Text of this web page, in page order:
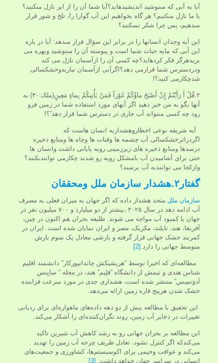
آيا به آبى كه مى‏نوشيد انديشيده‏ايد؟آيا شما آن را از ابر نازل مى‏كنيد؟
يا ما نازل مى‏كنيم؟ هر گاه بخواهيم اين آب گوارا را، تلخ و شور قرار
مى‏دهيم، پس چرا شكر نمى‏كنيد؟
اين آيه وجدان انسانها را در برابر این سؤال قرار مى‏دهد: آيا در باره
اين آبى كه مايه حيات شما است و پيوسته آن را مى‏نوشيد وبهره می
بریدهرگز فكر كرده‏ايد؟چه کسی آن را ازآسمان نازل می کند
ودردسترس شما قرارمی دهد؟اگرآبی ازآسمان نباریدوخشکسالی
شدچکارمی کنید؟!
۲.قُلْ أَ رَأَيْتُمْ إِنْ أَصْبَحَ ماؤُكُمْ غَوْراً فَمَنْ يَأْتِيكُمْ بِماءٍ مَعِينٍ(ملک:۳۰) به
آنها بگو به من خبر دهيد اگر آبهاى مورد استفاده شما در زمين فرو
رود چه كسى مى‏تواند آب جارى در دسترس شما قرار دهد”؟!
آیه شریفه نوعی اخطاروهشداربه انسان هاست که
اگردراثرخشکسالی آب چشمه ها وقنات ها وچاه ها ومنابع ذخیره
درسدها ومنابع ذخیره های زیرزمینی روبه پایانی داشت وانسان ها
حتی برای آشامیدن آب بامشکل روبه رو شدند چکارمی توانندبکنند؟
وازکجا می توانندبه آب برسند؟
گفتار۲.هشدار سازمان ملل ومحققان
سازمان ملل متحد هشدار داده که اگر جهان به میزان فعلی به مصرف
آب ادامه دهد در سال ۲۰۲۵ ،بیشتر از دو میلیارد و ۷۰۰ میلیون نفر در
جهان با کمبود آب مواجه می شوند. طلیعه بحران هم اکنون در چین،
آفریقا، هند، تایلند، مکزیک، مصر و ایران نمایان شده است. ایران در
کمربند خشک جهانی قرار گرفته و بارشی معادل یک سوم بارش
متوسط جهانی را دارد. [2]
مطالعه‌ای که اخیرا توسط “هریشیکش چاندانپورکار” دانشمند اقلیم
شناس هندی و تیمش از دانشگاه “فلِیم” هند، در مجله ” سایِنس
اَدوَنسِس” منتشر شده است، هشداری جدی در مورد سرعت فزاینده
خشک شدن هرپنج قاره‌ زمین ارائه می‌دهد.
این تحقیق با مطالعه بیش از دو دهه داده‌های ماهواره‌ای برای ردیابی
تغییرات در ذخایر آب زمین، روند نگران‌کننده‌ای را آشکار می‌کند.
این مطالعه بر بحران جهانی رو به رشد کاهش آب شیرین تاکید
می‌کندکه اگر کنترل نشود، تعادل ظریف چرخه آب زمین را تهدید
می‌کند و عواقب وخیمی برای اکوسیستم‌ها، کشاورزی و جمعیت‌های
انسانی در سراسر جهان خواهد داشت. [3]